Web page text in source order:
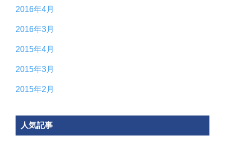
2016年4月
2016年3月
2015年4月
2015年3月
2015年2月
人気記事